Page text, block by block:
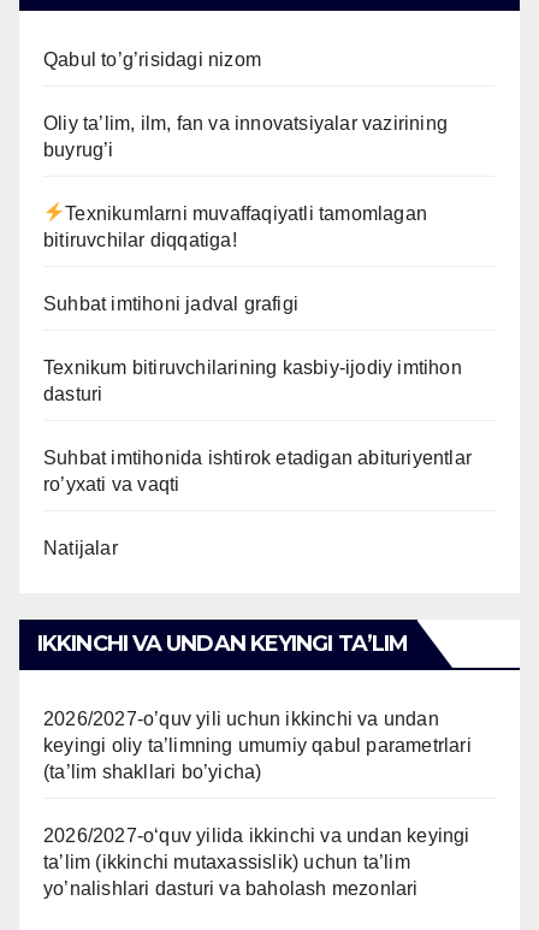
Qabul to’g’risidagi nizom
Oliy ta’lim, ilm, fan va innovatsiyalar vazirining
buyrug’i
Texnikumlarni muvaffaqiyatli tamomlagan
bitiruvchilar diqqatiga!
Suhbat imtihoni jadval grafigi
Texnikum bitiruvchilarining kasbiy-ijodiy imtihon
dasturi
Suhbat imtihonida ishtirok etadigan abituriyentlar
ro’yxati va vaqti
Natijalar
IKKINCHI VA UNDAN KEYINGI TAʼLIM
2026/2027-o’quv yili uchun ikkinchi va undan
keyingi oliy ta’limning umumiy qabul parametrlari
(ta’lim shakllari bo’yicha)
2026/2027-oʻquv yilida ikkinchi va undan keyingi
taʼlim (ikkinchi mutaxassislik) uchun ta’lim
yo’nalishlari dasturi va baholash mezonlari